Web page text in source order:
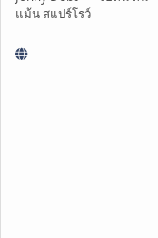
แม้น สแปร์โรว์